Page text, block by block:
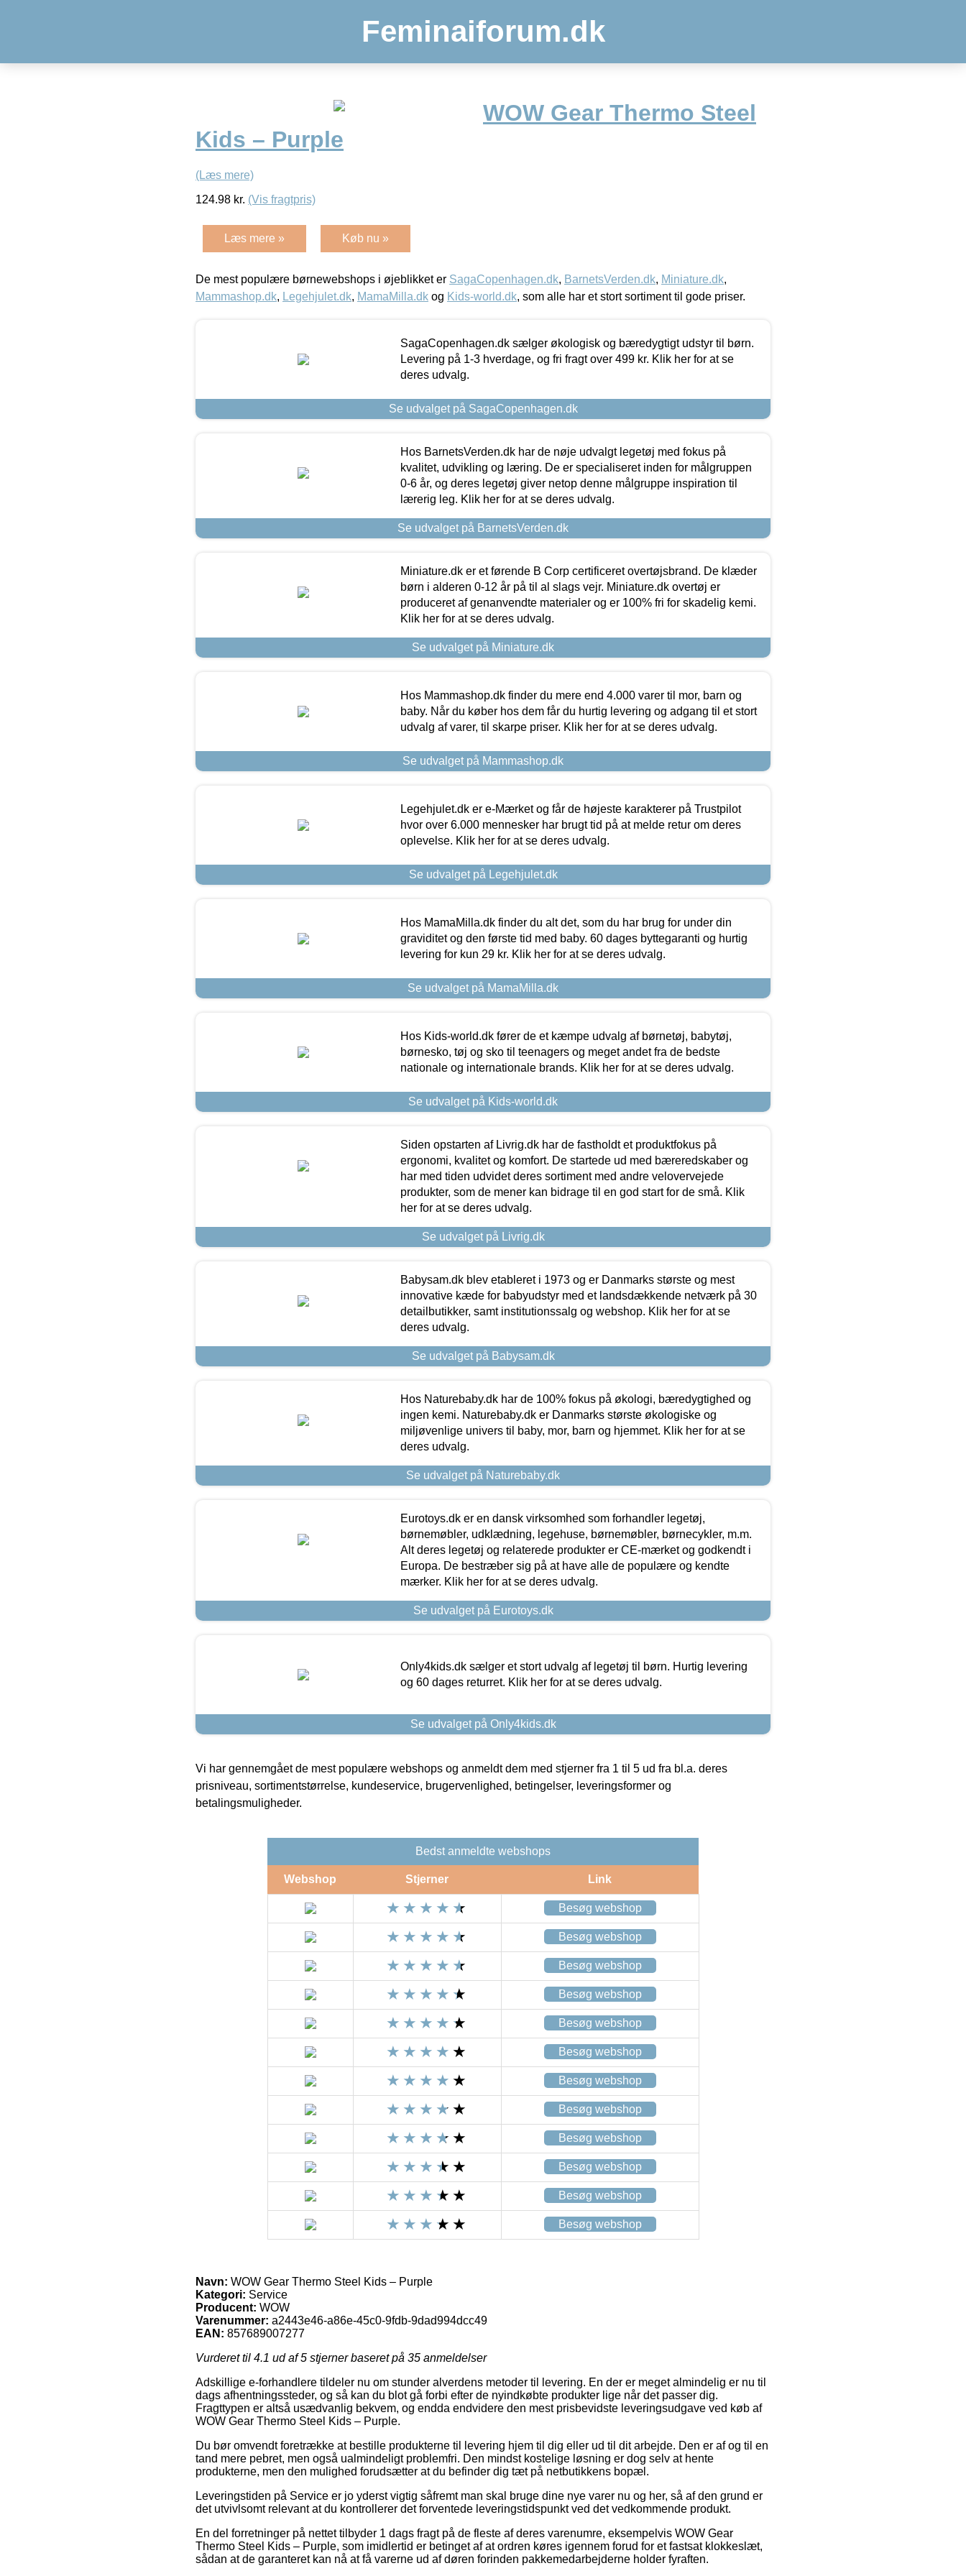
Feminaiforum.dk
WOW Gear Thermo Steel
Kids – Purple
(Læs mere)
124.98 kr. (Vis fragtpris)
Læs mere » Køb nu »
De mest populære børnewebshops i øjeblikket er SagaCopenhagen.dk, BarnetsVerden.dk, Miniature.dk,
Mammashop.dk, Legehjulet.dk, MamaMilla.dk og Kids-world.dk, som alle har et stort sortiment til gode priser.
SagaCopenhagen.dk sælger økologisk og bæredygtigt udstyr til børn.
Levering på 1-3 hverdage, og fri fragt over 499 kr. Klik her for at se
deres udvalg.
Se udvalget på SagaCopenhagen.dk
Hos BarnetsVerden.dk har de nøje udvalgt legetøj med fokus på
kvalitet, udvikling og læring. De er specialiseret inden for målgruppen
0-6 år, og deres legetøj giver netop denne målgruppe inspiration til
lærerig leg. Klik her for at se deres udvalg.
Se udvalget på BarnetsVerden.dk
Miniature.dk er et førende B Corp certificeret overtøjsbrand. De klæder
børn i alderen 0-12 år på til al slags vejr. Miniature.dk overtøj er
produceret af genanvendte materialer og er 100% fri for skadelig kemi.
Klik her for at se deres udvalg.
Se udvalget på Miniature.dk
Hos Mammashop.dk finder du mere end 4.000 varer til mor, barn og
baby. Når du køber hos dem får du hurtig levering og adgang til et stort
udvalg af varer, til skarpe priser. Klik her for at se deres udvalg.
Se udvalget på Mammashop.dk
Legehjulet.dk er e-Mærket og får de højeste karakterer på Trustpilot
hvor over 6.000 mennesker har brugt tid på at melde retur om deres
oplevelse. Klik her for at se deres udvalg.
Se udvalget på Legehjulet.dk
Hos MamaMilla.dk finder du alt det, som du har brug for under din
graviditet og den første tid med baby. 60 dages byttegaranti og hurtig
levering for kun 29 kr. Klik her for at se deres udvalg.
Se udvalget på MamaMilla.dk
Hos Kids-world.dk fører de et kæmpe udvalg af børnetøj, babytøj,
børnesko, tøj og sko til teenagers og meget andet fra de bedste
nationale og internationale brands. Klik her for at se deres udvalg.
Se udvalget på Kids-world.dk
Siden opstarten af Livrig.dk har de fastholdt et produktfokus på
ergonomi, kvalitet og komfort. De startede ud med bæreredskaber og
har med tiden udvidet deres sortiment med andre velovervejede
produkter, som de mener kan bidrage til en god start for de små. Klik
her for at se deres udvalg.
Se udvalget på Livrig.dk
Babysam.dk blev etableret i 1973 og er Danmarks største og mest
innovative kæde for babyudstyr med et landsdækkende netværk på 30
detailbutikker, samt institutionssalg og webshop. Klik her for at se
deres udvalg.
Se udvalget på Babysam.dk
Hos Naturebaby.dk har de 100% fokus på økologi, bæredygtighed og
ingen kemi. Naturebaby.dk er Danmarks største økologiske og
miljøvenlige univers til baby, mor, barn og hjemmet. Klik her for at se
deres udvalg.
Se udvalget på Naturebaby.dk
Eurotoys.dk er en dansk virksomhed som forhandler legetøj,
børnemøbler, udklædning, legehuse, børnemøbler, børnecykler, m.m.
Alt deres legetøj og relaterede produkter er CE-mærket og godkendt i
Europa. De bestræber sig på at have alle de populære og kendte
mærker. Klik her for at se deres udvalg.
Se udvalget på Eurotoys.dk
Only4kids.dk sælger et stort udvalg af legetøj til børn. Hurtig levering
og 60 dages returret. Klik her for at se deres udvalg.
Se udvalget på Only4kids.dk
Vi har gennemgået de mest populære webshops og anmeldt dem med stjerner fra 1 til 5 ud fra bl.a. deres
prisniveau, sortimentstørrelse, kundeservice, brugervenlighed, betingelser, leveringsformer og
betalingsmuligheder.
Bedst anmeldte webshops
Webshop Stjerner Link
Besøg webshop
Besøg webshop
Besøg webshop
Besøg webshop
Besøg webshop
Besøg webshop
Besøg webshop
Besøg webshop
Besøg webshop
Besøg webshop
Besøg webshop
Besøg webshop
Navn: WOW Gear Thermo Steel Kids – Purple
Kategori: Service
Producent: WOW
Varenummer: a2443e46-a86e-45c0-9fdb-9dad994dcc49
EAN: 857689007277
Vurderet til 4.1 ud af 5 stjerner baseret på 35 anmeldelser
Adskillige e-forhandlere tildeler nu om stunder alverdens metoder til levering. En der er meget almindelig er nu til
dags afhentningssteder, og så kan du blot gå forbi efter de nyindkøbte produkter lige når det passer dig.
Fragttypen er altså usædvanlig bekvem, og endda endvidere den mest prisbevidste leveringsudgave ved køb af
WOW Gear Thermo Steel Kids – Purple.
Du bør omvendt foretrække at bestille produkterne til levering hjem til dig eller ud til dit arbejde. Den er af og til en
tand mere pebret, men også ualmindeligt problemfri. Den mindst kostelige løsning er dog selv at hente
produkterne, men den mulighed forudsætter at du befinder dig tæt på netbutikkens bopæl.
Leveringstiden på Service er jo yderst vigtig såfremt man skal bruge dine nye varer nu og her, så af den grund er
det utvivlsomt relevant at du kontrollerer det forventede leveringstidspunkt ved det vedkommende produkt.
En del forretninger på nettet tilbyder 1 dags fragt på de fleste af deres varenumre, eksempelvis WOW Gear
Thermo Steel Kids – Purple, som imidlertid er betinget af at ordren køres igennem forud for et fastsat klokkeslæt,
sådan at de garanteret kan nå at få varerne ud af døren forinden pakkemedarbejderne holder fyraften.